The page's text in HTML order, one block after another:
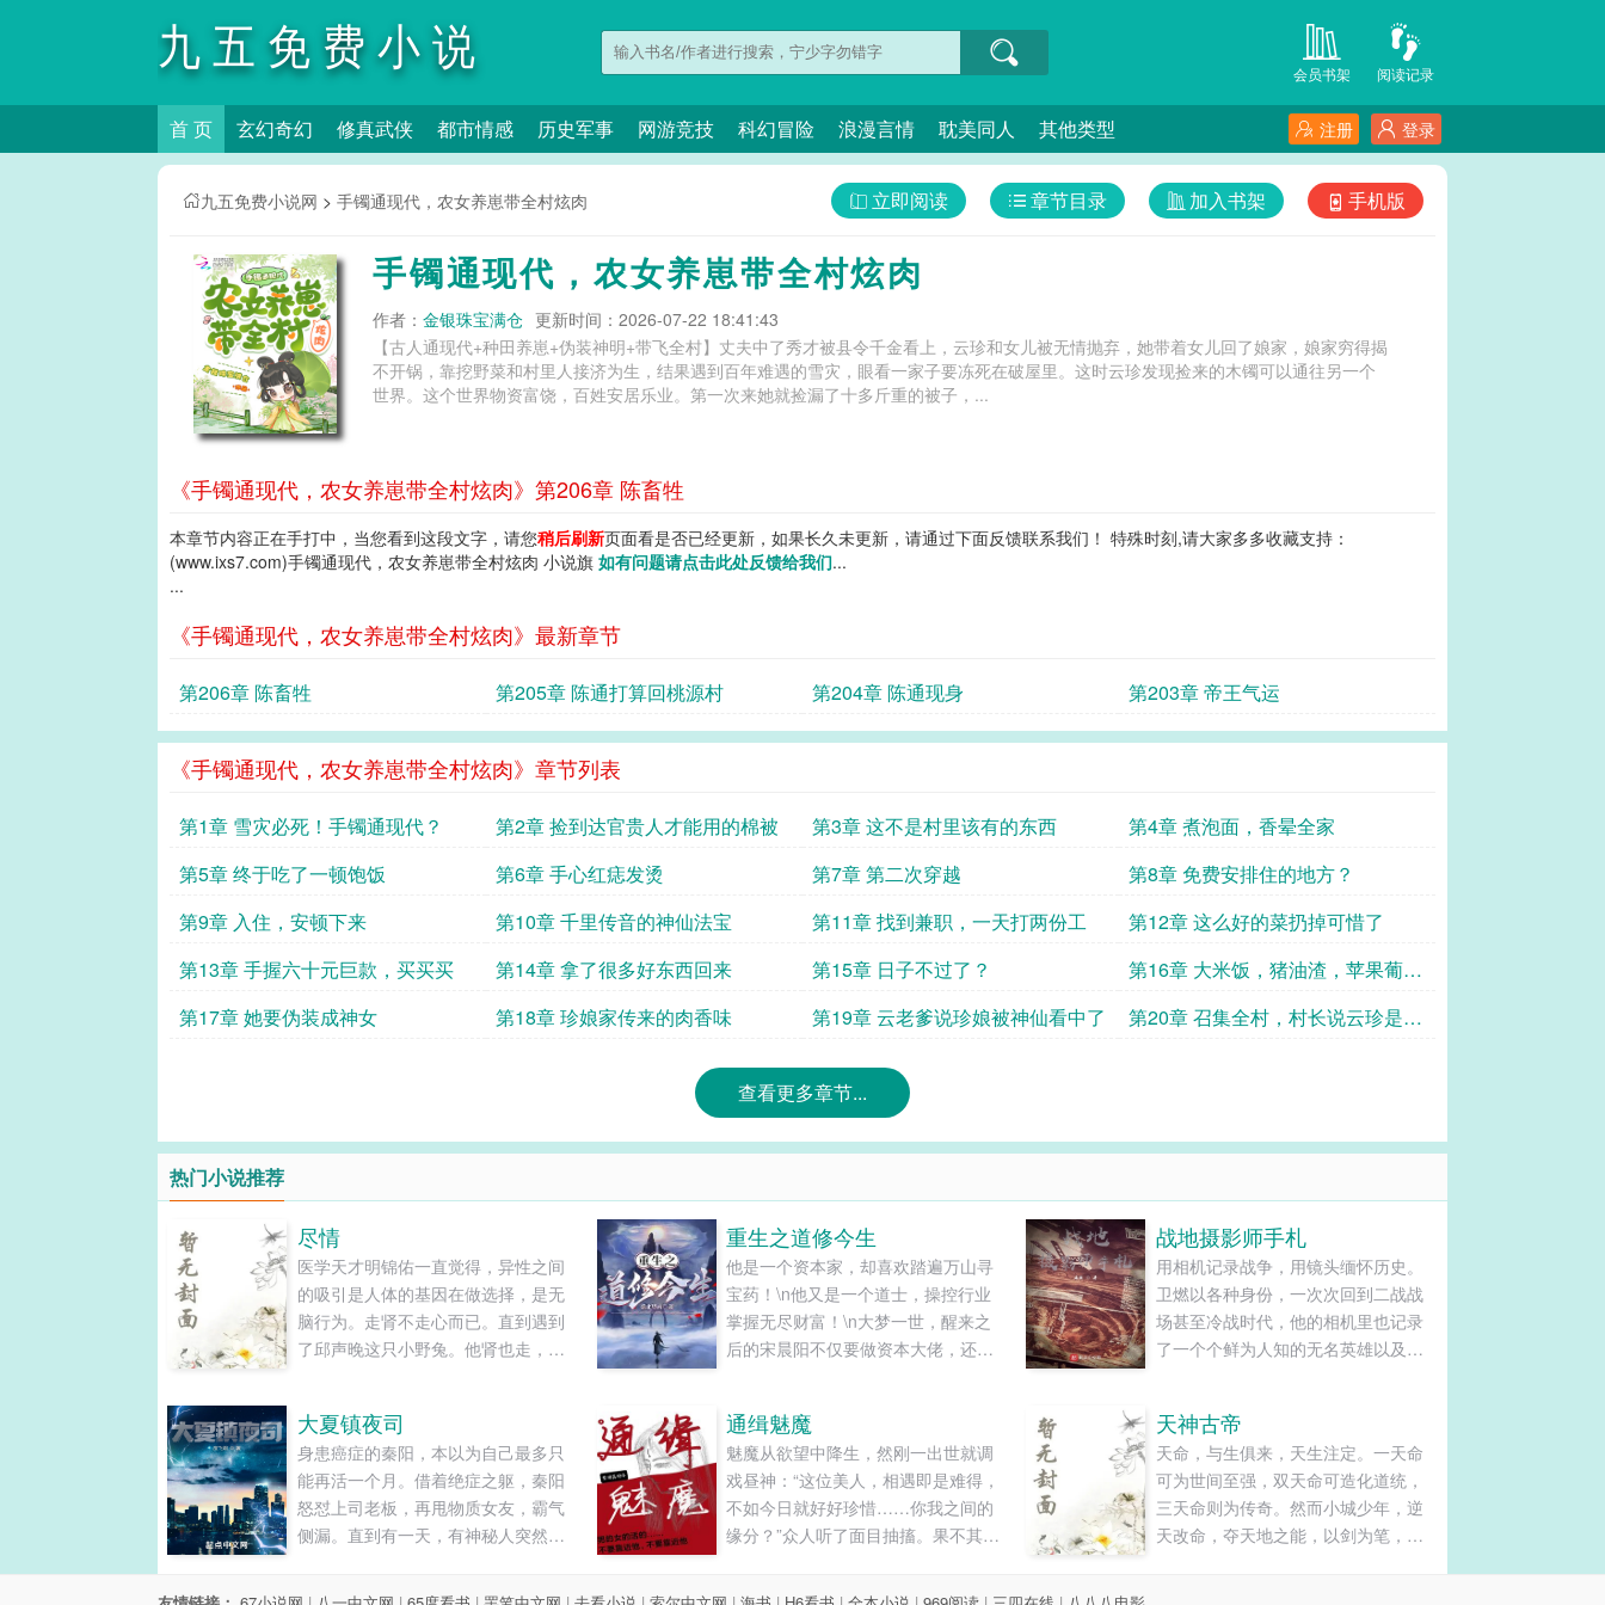
九五免费小说
网
阅读记录
会员书架
首 页 玄幻奇幻 修真武侠 都市情感 历史军事 网游竞技 科幻冒险 浪漫言情 耽美同人 其他类型 登录
注册
九五免费小说网 > 手镯通现代，农女养崽带全村炫肉 手机版
加入书架
章节目录
立即阅读
手镯通现代，农女养崽带全村炫肉
作者： 金银珠宝满仓 更新时间：2026-07-22 18:41:43
【古人通现代+种田养崽+伪装神明+带飞全村】丈夫中了秀才被县令千金看上，云珍和女儿被无情抛弃，她带着女儿回了娘家，娘家穷得揭
不开锅，靠挖野菜和村里人接济为生，结果遇到百年难遇的雪灾，眼看一家子要冻死在破屋里。这时云珍发现捡来的木镯可以通往另一个
世界。这个世界物资富饶，百姓安居乐业。第一次来她就捡漏了十多斤重的被子，...
《手镯通现代，农女养崽带全村炫肉》第206章 陈畜牲
本章节内容正在手打中，当您看到这段文字，请您稍后刷新页面看是否已经更新，如果长久未更新，请通过下面反馈联系我们！ 特殊时刻,请大家多多收藏支持：
(www.ixs7.com)手镯通现代，农女养崽带全村炫肉 小说旗 如有问题请点击此处反馈给我们...
...
《手镯通现代，农女养崽带全村炫肉》最新章节
第206章 陈畜牲 第205章 陈通打算回桃源村 第204章 陈通现身 第203章 帝王气运
《手镯通现代，农女养崽带全村炫肉》章节列表
第1章 雪灾必死！手镯通现代？ 第2章 捡到达官贵人才能用的棉被 第3章 这不是村里该有的东西
第4章 煮泡面，香晕全家
第5章 终于吃了一顿饱饭
第6章 手心红痣发烫 第7章 第二次穿越
第8章 免费安排住的地方？
第9章 入住，安顿下来
第10章 千里传音的神仙法宝 第11章 找到兼职，一天打两份工
第12章 这么好的菜扔掉可惜了
第13章 手握六十元巨款，买买买
第14章 拿了很多好东西回来 第15章 日子不过了？
第16章 大米饭，猪油渣，苹果葡萄
橘子
第17章 她要伪装成神女 第18章 珍娘家传来的肉香味 第19章 云老爹说珍娘被神仙看中了
第20章 召集全村，村长说云珍是神
查看更多章节...
热门小说推荐
尽情
医学天才明锦佑一直觉得，异性之间
的吸引是人体的基因在做选择，是无
脑行为。走肾不走心而已。直到遇到
了邱声晚这只小野兔。他肾也走，心
重生之道修今生
他是一个资本家，却喜欢踏遍万山寻
宝药！\n他又是一个道士，操控行业
掌握无尽财富！\n大梦一世，醒来之
后的宋晨阳不仅要做资本大佬，还要
昆仑山、凶险恐怖的亚马逊森林、广
袤无垠的大沙漠到底存在什么样的秘
密？\n且看玄真观小师叔祖带你勇闯
险地，如何从一介凡人，重现古之练
气士的无上风采！\n（第一卷主要是
大家敬请期待！本书单女主～）...
战地摄影师手札
用相机记录战争，用镜头缅怀历史。
卫燃以各种身份，一次次回到二战战
场甚至冷战时代，他的相机里也记录
了一个个鲜为人知的无名英雄以及淹
的秘密被时间埋葬，又被他用快门永
远封印在了底片里。......
大夏镇夜司
身患癌症的秦阳，本以为自己最多只
能再活一个月。借着绝症之躯，秦阳
怒怼上司老板，再甩物质女友，霸气
侧漏。直到有一天，有神秘人突然找
绝症，而是可以让普通人变得强大的
通缉魅魔
魅魔从欲望中降生，然刚一出世就调
戏昼神：“这位美人，相遇即是难得，
不如今日就好好珍惜……你我之间的
缘分？”众人听了面目抽搐。果不其
在元洲的无始河里捡垃圾。某日，一
天神古帝
天命，与生俱来，天生注定。一天命
可为世间至强，双天命可造化道统，
三天命则为传奇。然而小城少年，逆
天改命，夺天地之能，以剑为笔，以